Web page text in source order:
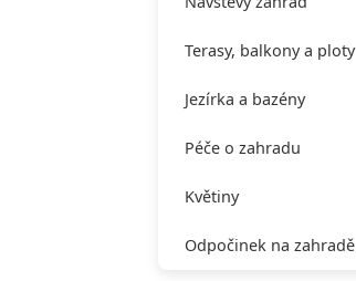
Terasy, balkony a ploty
Jezírka a bazény
Péče o zahradu
Květiny
Odpočinek na zahradě